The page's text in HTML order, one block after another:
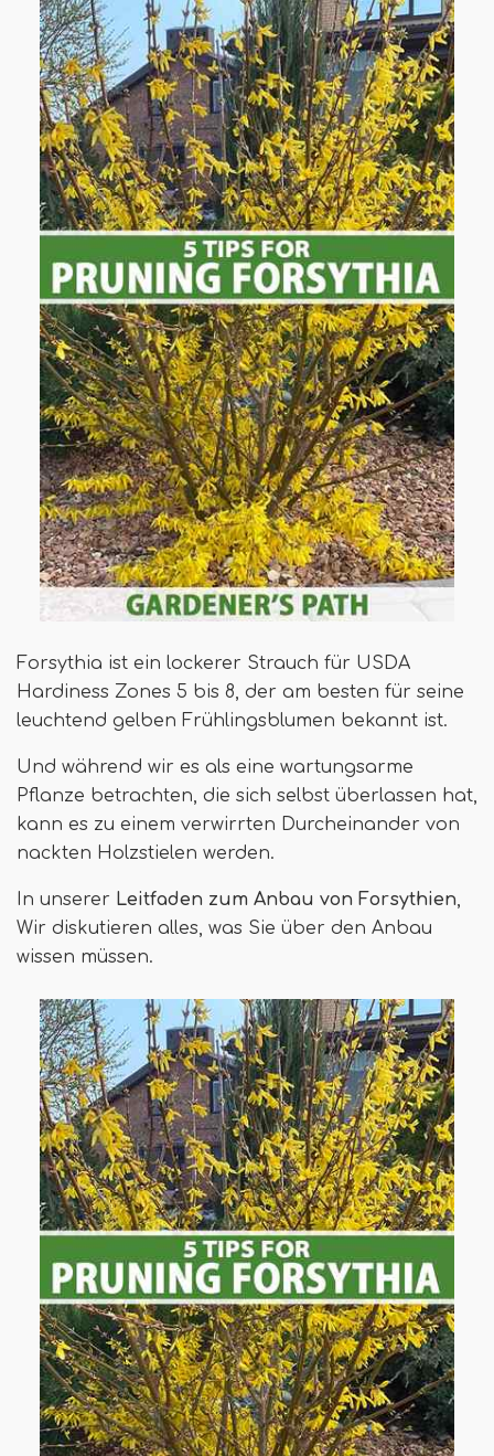
Forsythia ist ein lockerer Strauch für USDA
Hardiness Zones 5 bis 8, der am besten für seine
leuchtend gelben Frühlingsblumen bekannt ist.
Und während wir es als eine wartungsarme
Pflanze betrachten, die sich selbst überlassen hat,
kann es zu einem verwirrten Durcheinander von
nackten Holzstielen werden.
In unserer Leitfaden zum Anbau von Forsythien,
Wir diskutieren alles, was Sie über den Anbau
wissen müssen.